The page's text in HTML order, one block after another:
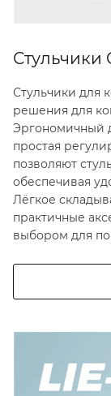
Стульчики
Стульчики для
решения для
Эргономичный
простая
позволяют
обеспечивая
Лёгкое
практичные
выбором для